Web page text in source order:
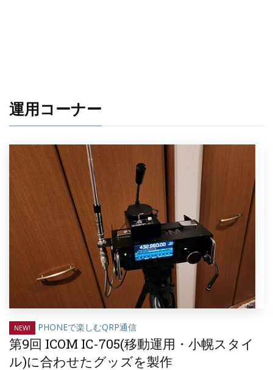
運用コーナー
NEW! PHONEで楽しむQRP通信
第9回 ICOM IC-705(移動運用・小幌スタイ
ル)に合わせたグッズを製作